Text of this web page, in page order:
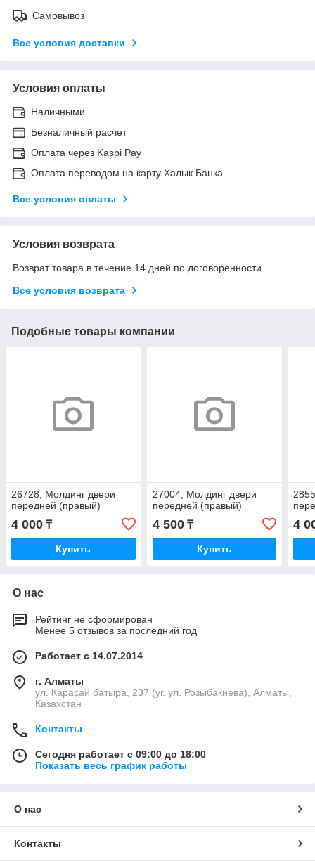
Самовывоз
Все условия доставки
Условия оплаты
Наличными
Безналичный расчет
Оплата через Kaspi Pay
Оплата переводом на карту Халык Банка
Все условия оплаты
Условия возврата
Возврат товара в течение 14 дней по договоренности
Все условия возврата
Подобные товары компании
26728, Молдинг двери
передней (правый)
4 000 ₸
Купить
27004, Молдинг двери
передней (правый)
4 500₸
Купить
4
О нас
Рейтинг не сформирован
Менее 5 отзывов за последний год
Работает с 14.07.2014
г. Алматы
ул. Карасай батыра, 237 (уг. ул. Розыбакиева), Алматы,
Казахстан
Контакты
Сегодня работает с 09:00 до 18:00
Показать весь график работы
О нас
Контакты